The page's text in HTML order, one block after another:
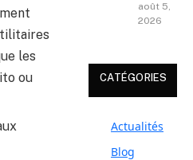
les
ou
août 5,
2026
CATÉGORIES
Actualités
Blog